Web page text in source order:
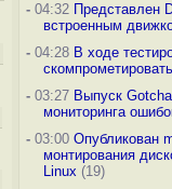
-04:32 Представлен
встроенным
-04:28 В ходе
-03:27 Выпуск
мониторинга
-03:00 Опубликован
монтирования
Linux (19)